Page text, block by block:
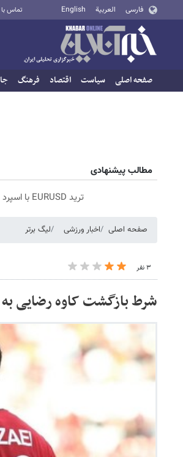
فارسی العربية English تماس با
صفحه اصلی سیاست اقتصاد فرهنگ
مطالب پیشنهادی
ترید EURUSD با اسپرد از صفر پیپ
صفحه اصلی اخبار ورزشی لیگ برتر
۳ نفر
شرط بازگشت کاوه رضایی به